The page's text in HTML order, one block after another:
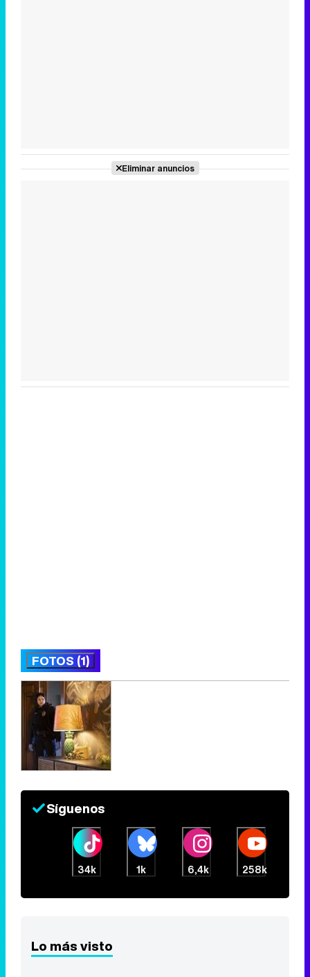
Eliminar anuncios
FOTOS (1)
Síguenos
34k 1k 6,4k 258k
Lo más visto